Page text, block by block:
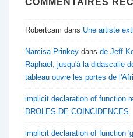
COMMENTAIRES
Robertcam dans Une artiste
Narcisa Prinkey dans de Jeff
Raphael, jusqu'à la didascalie
tableau ouvre les portes de
implicit declaration of function
DROLES DE COINCIDENCES
implicit declaration of function